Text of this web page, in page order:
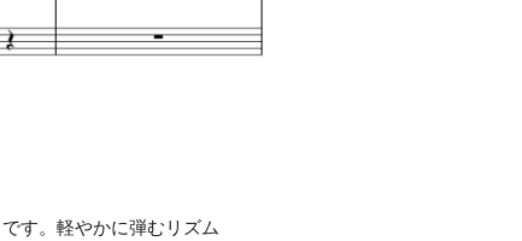
す。軽やかに弾むリズム